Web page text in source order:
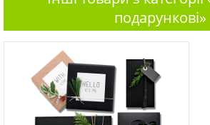
подарункові»